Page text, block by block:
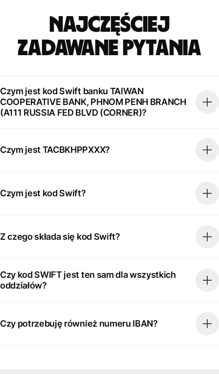
Najczęściej
zadawane pytania
Czym jest kod Swift banku TAIWAN
COOPERATIVE BANK, PHNOM PENH BRANCH
(A111 RUSSIA FED BLVD (CORNER)?
Czym jest TACBKHPPXXX?
Czym jest kod Swift?
Z czego składa się kod Swift?
Czy kod SWIFT jest ten sam dla wszystkich
oddziałów?
Czy potrzebuję również numeru IBAN?